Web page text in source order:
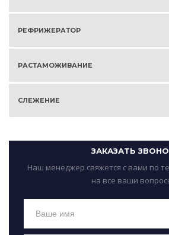
РЕФРИЖЕРАТОР
РАСТАМОЖИВАНИЕ
СЛЕЖЕНИЕ
ЗАКАЗАТЬ
Наш менеджер свяжется с вами по
на все ваши